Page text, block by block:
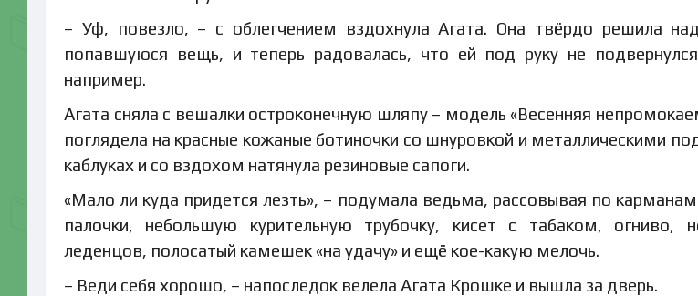
– Уф, повезло, – с облегчением вздохнула Агата. Она твёрдо решила
попавшуюся вещь, и теперь радовалась, что ей под руку не
например.
Агата сняла с вешалки остроконечную шляпу – модель «Весенняя
поглядела на красные кожаные ботиночки со шнуровкой и металлическими
каблуках и со вздохом натянула резиновые сапоги.
«Мало ли куда придется лезть», – подумала ведьма, рассовывая по
палочки, небольшую курительную трубочку, кисет с табаком, огниво,
леденцов, полосатый камешек «на удачу» и ещё кое-какую мелочь.
– Веди себя хорошо, – напоследок велела Агата Крошке и вышла за дверь.